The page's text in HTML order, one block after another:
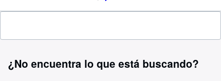
¿No encuentra lo que está buscando?